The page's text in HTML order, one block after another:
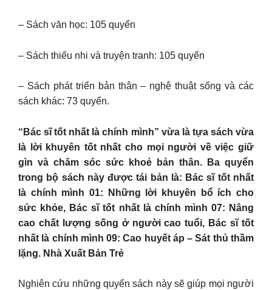
– Sách văn học: 105 quyển
– Sách thiếu nhi và truyện tranh: 105 quyển
– Sách phát triển bản thân – nghệ thuật sống và các
sách khác: 73 quyển.
“Bác sĩ tốt nhất là chính mình” vừa là tựa sách vừa
là lời khuyên tốt nhất cho mọi người về việc giữ
gìn và chăm sóc sức khoẻ bản thân. Ba quyển
trong bộ sách này được tái bản là: Bác sĩ tốt nhất
là chính mình 01: Những lời khuyên bổ ích cho
sức khỏe, Bác sĩ tốt nhất là chính mình 07: Nâng
cao chất lượng sống ở người cao tuổi, Bác sĩ tốt
nhất là chính mình 09: Cao huyết áp – Sát thủ thầm
lặng. Nhà Xuất Bản Trẻ
Nghiên cứu những quyển sách này sẽ giúp mọi người